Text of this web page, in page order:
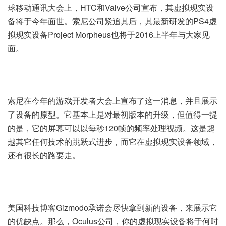
球移动通讯大会上，HTC和Valve公司宣布，其虚拟现实设
备将于今年面世。索尼公司紧追其后，其最新研发的PS4虚
拟现实设备Project Morpheus也将于2016上半年与大家见
面。
索尼在今年的游戏开发者大会上宣布了这一消息，并且展示
了设备的原型。它基本上是对最初版本的升级，但值得一提
的是，它的屏幕可以以每秒120帧的频率处理视频。这是超
越其它任何技术的跳跃式进步，而它在虚拟现实设备领域，
还有很长的路要走。
美国科技博客Gizmodo承诺会尽快拿到新的设备，来展示它
的优缺点。那么，Oculus公司，你的虚拟现实设备将于何时